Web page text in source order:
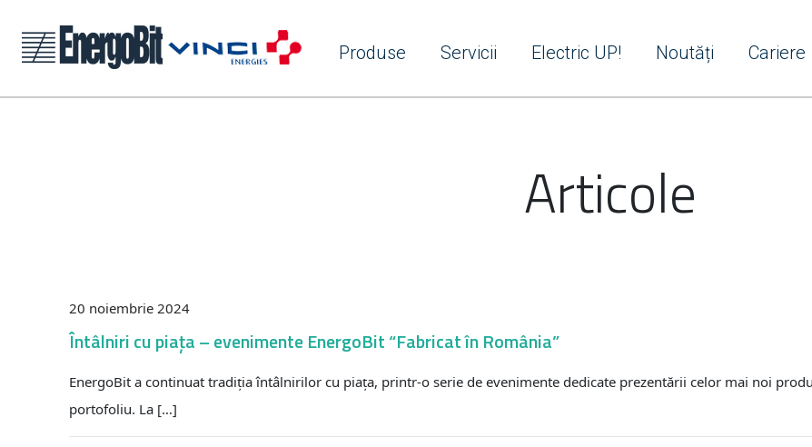
Produse Servicii Electric UP! Noutăți Cariere
Articole
20 noiembrie 2024
Întâlniri cu piața – evenimente EnergoBit “Fabricat în România”
EnergoBit a continuat tradiția întâlnirilor cu piața, printr-o serie de evenimente dedicate prezentării celor mai noi
portofoliu. La […]